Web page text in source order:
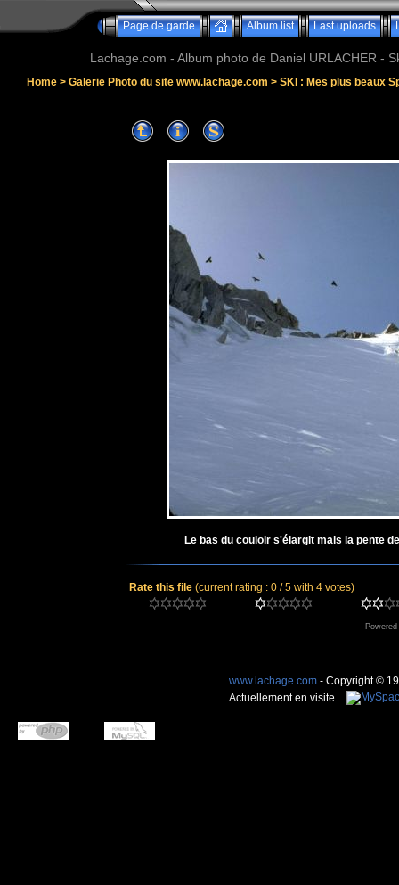
Page de garde Album list Last uploads
Lachage.com - Album photo de Daniel URLACHER -
Home > Galerie Photo du site www.lachage.com > SKI : Mes plus beaux
Le bas du couloir s'élargit mais la pente
Rate this file (current rating : 0 / 5 with 4 votes)
www.lachage.com - Copyright ©
Actuellement en visite